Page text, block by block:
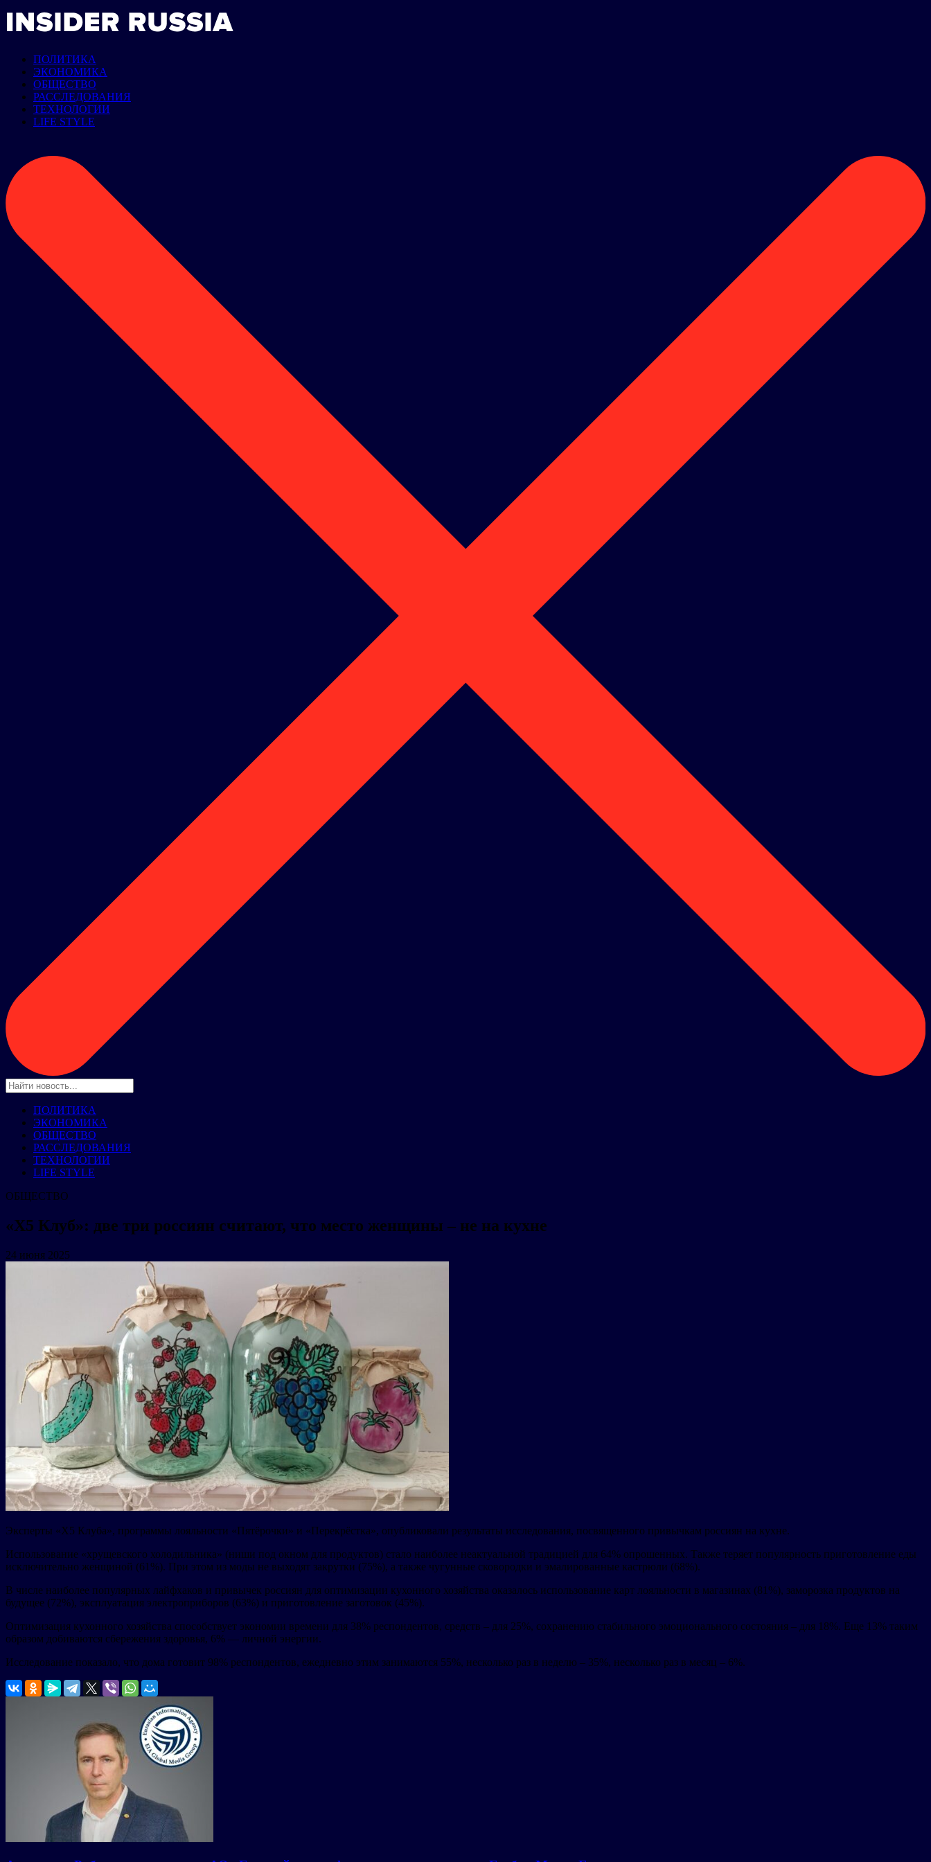
ПОЛИТИКА
ЭКОНОМИКА
ОБЩЕСТВО
РАССЛЕДОВАНИЯ
ТЕХНОЛОГИИ
LIFE STYLE
ПОЛИТИКА
ЭКОНОМИКА
ОБЩЕСТВО
РАССЛЕДОВАНИЯ
ТЕХНОЛОГИИ
LIFE STYLE
ОБЩЕСТВО
«X5 Клуб»: две три россиян считают, что место женщины – не на кухне
24 июня 2025
Эксперты ​​«X5 Клуба», программы лояльности «Пятёрочки» и «Перекрёстка», опубликовали результаты исследования, посвященного привычкам россиян на кухне.
Использование «хрущевского холодильника» (ниши под окном для продуктов) стало наиболее неактуальной традицией для 64% опрошенных. Также теряет популярность приготовление еды
исключительно женщиной (61%). При этом из моды не выходят закрутки (75%), а также чугунные сковородки и эмалированные кастрюли (68%).
В числе наиболее популярных лайфхаков и привычек россиян для оптимизации кухонного хозяйства оказалось использование карт лояльности в магазинах (81%), заморозка продуктов на
будущее (72%), эксплуатация электроприборов (63%) и приготовление заготовок (45%).
Оптимизация кухонного хозяйства способствует экономии времени для 38% респондентов, средств – для 25%, сохранению стабильного эмоционального состояния – для 18%. Еще 13% таким
образом добиваются сбережения здоровья, 6% — личной энергии.
Исследование показало, что дома готовит 98% респондентов, ежедневно этим занимаются 55%, несколько раз в неделю – 35%, несколько раз в месяц – 6%.